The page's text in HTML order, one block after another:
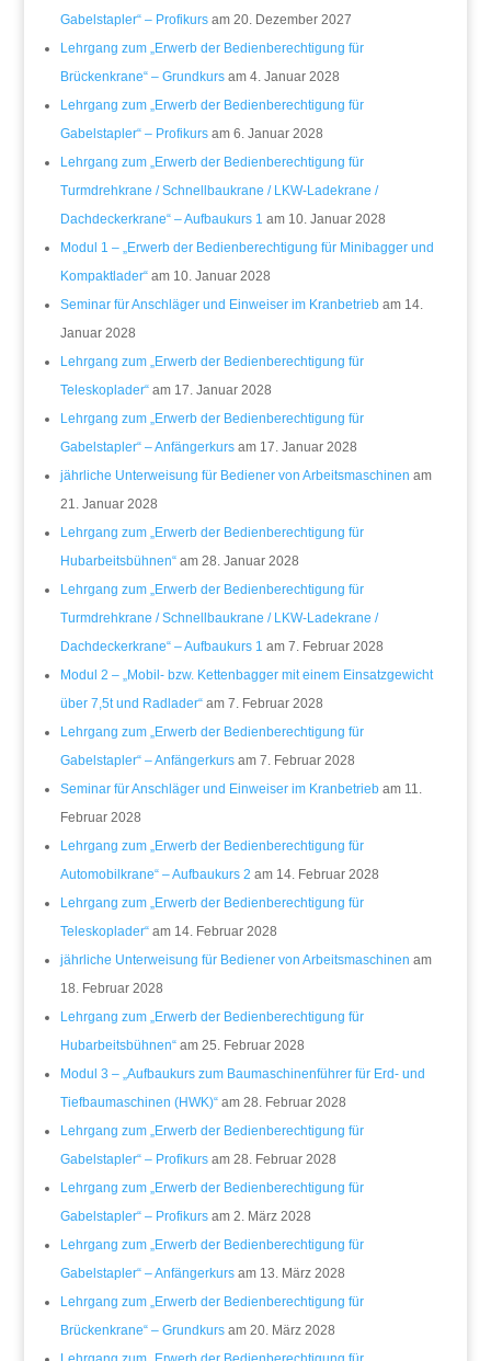
Gabelstapler“ – Profikursam 20. Dezember 2027
Lehrgang zum „Erwerb der Bedienberechtigung für
Brückenkrane“ – Grundkursam 4. Januar 2028
Lehrgang zum „Erwerb der Bedienberechtigung für
Gabelstapler“ – Profikursam 6. Januar 2028
Lehrgang zum „Erwerb der Bedienberechtigung für
Turmdrehkrane / Schnellbaukrane / LKW-Ladekrane /
Dachdeckerkrane“ – Aufbaukurs 1 am 10. Januar 2028
Modul 1 – „Erwerb der Bedienberechtigung für Minibagger und
Kompaktlader“am 10. Januar 2028
Seminar für Anschläger und Einweiser im Kranbetriebam 14.
Januar 2028
Lehrgang zum „Erwerb der Bedienberechtigung für
Teleskoplader“am 17. Januar 2028
Lehrgang zum „Erwerb der Bedienberechtigung für
Gabelstapler“ – Anfängerkursam 17. Januar 2028
jährliche Unterweisung für Bediener von Arbeitsmaschinen am
21. Januar 2028
Lehrgang zum „Erwerb der Bedienberechtigung für
Hubarbeitsbühnen“am 28. Januar 2028
Lehrgang zum „Erwerb der Bedienberechtigung für
Turmdrehkrane / Schnellbaukrane / LKW-Ladekrane /
Dachdeckerkrane“ – Aufbaukurs 1 am 7. Februar 2028
Modul 2 – „Mobil- bzw. Kettenbagger mit einem Einsatzgewicht
über 7,5t und Radlader“am 7. Februar 2028
Lehrgang zum „Erwerb der Bedienberechtigung für
Gabelstapler“ – Anfängerkursam 7. Februar 2028
Seminar für Anschläger und Einweiser im Kranbetriebam 11.
Februar 2028
Lehrgang zum „Erwerb der Bedienberechtigung für
Automobilkrane“ – Aufbaukurs 2 am 14. Februar 2028
Lehrgang zum „Erwerb der Bedienberechtigung für
Teleskoplader“am 14. Februar 2028
jährliche Unterweisung für Bediener von Arbeitsmaschinen am
18. Februar 2028
Lehrgang zum „Erwerb der Bedienberechtigung für
Hubarbeitsbühnen“am 25. Februar 2028
Modul 3 – „Aufbaukurs zum Baumaschinenführer für Erd- und
Tiefbaumaschinen (HWK)“am 28. Februar 2028
Lehrgang zum „Erwerb der Bedienberechtigung für
Gabelstapler“ – Profikursam 28. Februar 2028
Lehrgang zum „Erwerb der Bedienberechtigung für
Gabelstapler“ – Profikursam 2. März 2028
Lehrgang zum „Erwerb der Bedienberechtigung für
Gabelstapler“ – Anfängerkursam 13. März 2028
Lehrgang zum „Erwerb der Bedienberechtigung für
Brückenkrane“ – Grundkursam 20. März 2028